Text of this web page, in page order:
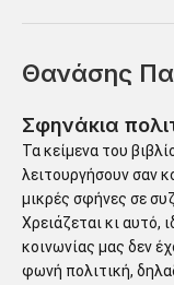
Θανάσης
Σφηνάκια
Τα κείμενα του
λειτουργήσουν σαν
μικρές σφήνες σε
Χρειάζεται κι αυτό,
κοινωνίας μας δεν
φωνή πολιτική,